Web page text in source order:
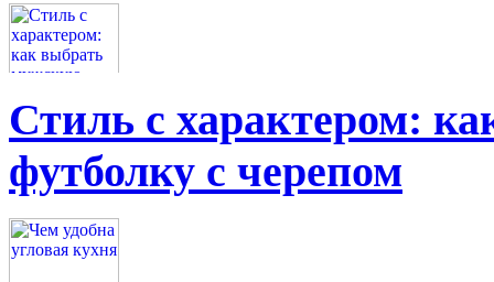
Стиль с характером:
футболку с черепом